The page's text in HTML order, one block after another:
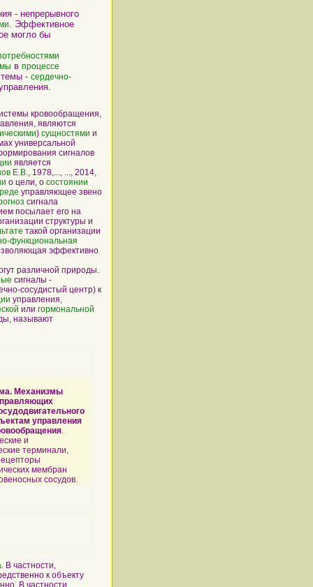
- непрерывного
. Эффективное
могло бы
в процессе
- сердечно-
кровообращения,
являются
) сущностями и
универсальной
сигналов
является
Е.В., 1978,..., ..., 2014,
о цели, о состоянии
управляющее звено
сигнала
посылает его на
структуры и
такой организации
функциональная
эффективно
различной природы.
сигналы -
сосудистый центр) к
управления,
или гормональной
называют
Механизмы
управления
.
и
терминали,
мембран
сосудов.
. В частности,
к объекту
В частности,